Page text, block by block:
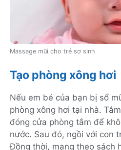
Massage mũi cho trẻ sơ sinh
Tạo phòng xông hơi
Nếu em bé của bạn bị sổ
phòng xông hơi tại nhà.
đóng cửa phòng tắm để
nước. Sau đó, ngồi với con
Đồng thời, mang theo sách